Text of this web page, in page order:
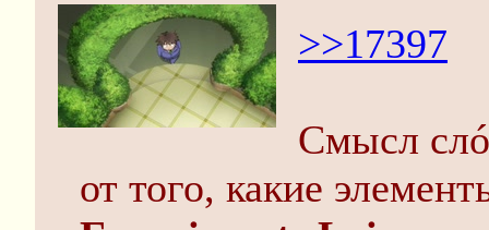
>>17397
Смысл
от того, какие